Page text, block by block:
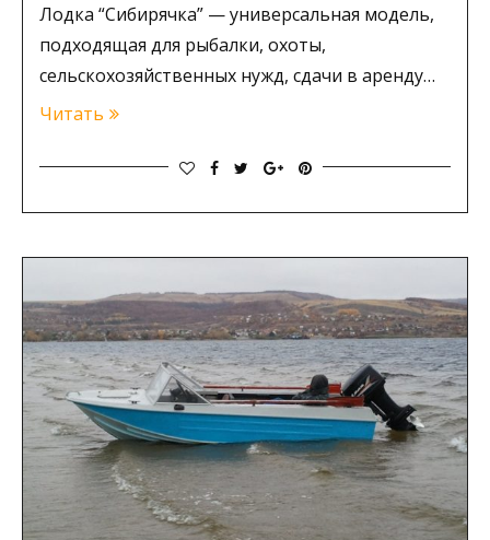
Лодка “Сибирячка” — универсальная модель,
подходящая для рыбалки, охоты,
сельскохозяйственных нужд, сдачи в аренду…
Читать